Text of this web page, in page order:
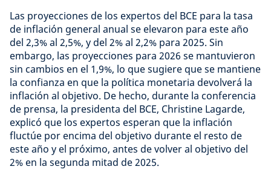
Las proyecciones de los expertos del BCE para la tasa
de inflación general anual se elevaron para este año
del 2,3% al 2,5%, y del 2% al 2,2% para 2025. Sin
embargo, las proyecciones para 2026 se mantuvieron
sin cambios en el 1,9%, lo que sugiere que se mantiene
la confianza en que la política monetaria devolverá la
inflación al objetivo. De hecho, durante la conferencia
de prensa, la presidenta del BCE, Christine Lagarde,
explicó que los expertos esperan que la inflación
fluctúe por encima del objetivo durante el resto de
este año y el próximo, antes de volver al objetivo del
2% en la segunda mitad de 2025.